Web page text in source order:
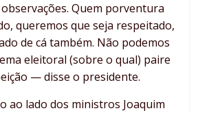
Quem porventura
queremos que seja respeitado,
de cá também. Não podemos
eleitoral (sobre o qual) paire
— disse o presidente.
ao lado dos ministros Joaquim